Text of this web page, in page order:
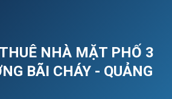
NHÀ MẶT PHỐ 3
BÃI CHÁY - QUẢNG